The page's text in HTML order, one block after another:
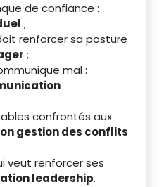
de confiance :
;
renforcer sa posture
;
mal :
confrontés aux
gestion des conflits
veut renforcer ses
leadership.